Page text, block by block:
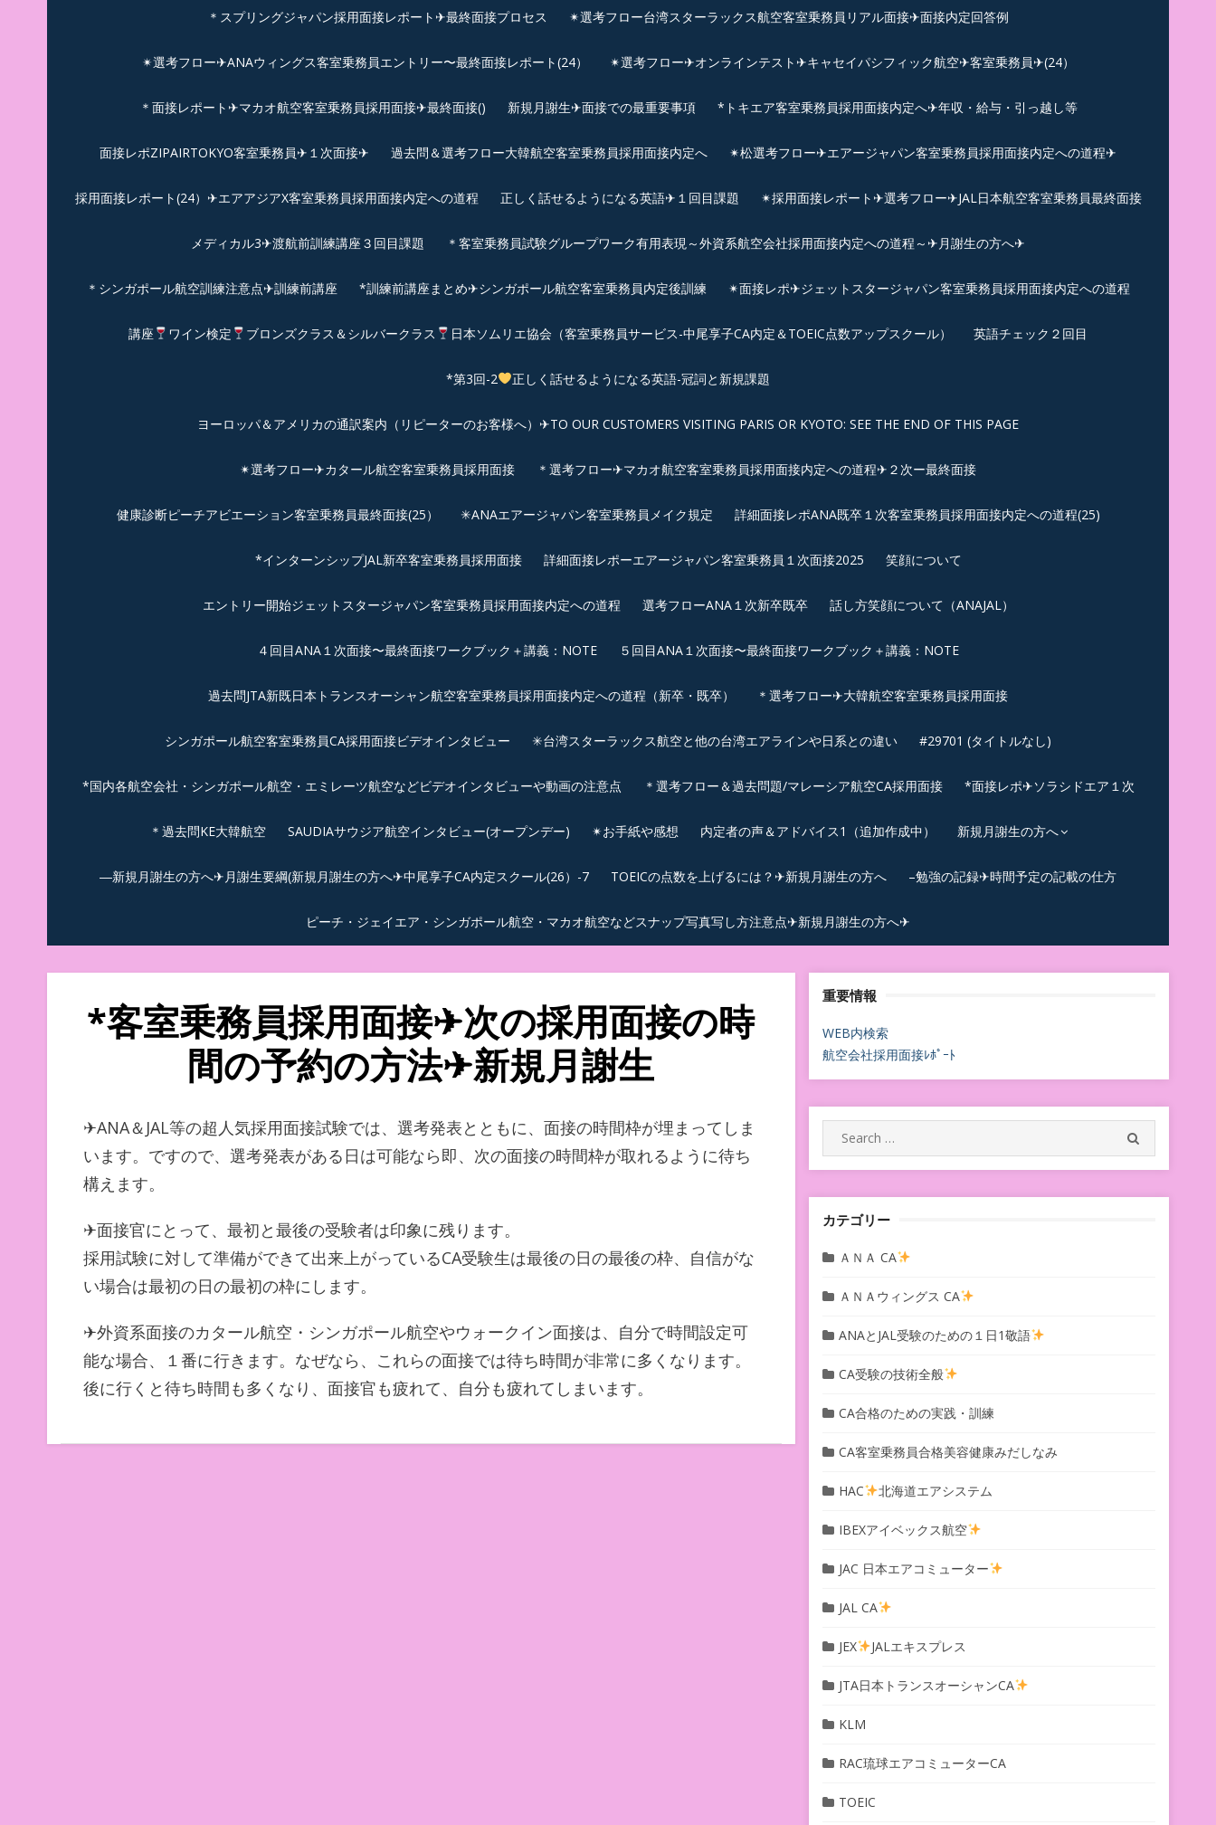
＊スプリングジャパン採用面接レポート✈最終面接プロセス ✴︎選考フロー台湾スターラックス航空客室乗務員リアル面接✈︎面接内定回答例
✴︎選考フロー✈︎ANAウィングス客室乗務員エントリー〜最終面接レポート(24） ✴︎選考フロー✈オンラインテスト✈キャセイパシフィック航空✈︎客室乗務員✈(24）
＊面接レポート✈マカオ航空客室乗務員採用面接✈最終面接() 新規月謝生✈面接での最重要事項 *トキエア客室乗務員採用面接内定へ✈年収・給与・引っ越し等
面接レポZIPAIRTOKYO客室乗務員✈１次面接✈ 過去問＆選考フロー大韓航空客室乗務員採用面接内定へ ✴︎松選考フロー✈︎エアージャパン客室乗務員採用面接内定への道程✈︎
採用面接レポート(24）✈エアアジアX客室乗務員採用面接内定への道程 正しく話せるようになる英語✈１回目課題 ✴︎採用面接レポート✈︎選考フロー✈︎JAL日本航空客室乗務員最終面接
メディカル3✈渡航前訓練講座３回目課題 ＊客室乗務員試験グループワーク有用表現～外資系航空会社採用面接内定への道程～✈月謝生の方へ✈
＊シンガポール航空訓練注意点✈訓練前講座 *訓練前講座まとめ✈シンガポール航空客室乗務員内定後訓練 ✴︎面接レポ✈ジェットスタージャパン客室乗務員採用面接内定への道程
講座 ワイン検定 ブロンズクラス＆シルバークラス 日本ソムリエ協会（客室乗務員サービス-中尾享子CA内定＆TOEIC点数アップスクール） 英語チェック２回目
*第3回-2 正しく話せるようになる英語-冠詞と新規課題
ヨーロッパ＆アメリカの通訳案内（リピーターのお客様へ）✈TO OUR CUSTOMERS VISITING PARIS OR KYOTO: SEE THE END OF THIS PAGE
✴︎選考フロー✈カタール航空客室乗務員採用面接 ＊選考フロー✈マカオ航空客室乗務員採用面接内定への道程✈２次ー最終面接
健康診断ピーチアビエーション客室乗務員最終面接(25） ✳︎ANAエアージャパン客室乗務員メイク規定 詳細面接レポANA既卒１次客室乗務員採用面接内定への道程(25)
*インターンシップJAL新卒客室乗務員採用面接 詳細面接レポーエアージャパン客室乗務員１次面接2025 笑顔について
エントリー開始ジェットスタージャパン客室乗務員採用面接内定への道程 選考フローANA１次新卒既卒 話し方笑顔について（ANAJAL）
４回目ANA１次面接〜最終面接ワークブック＋講義：NOTE ５回目ANA１次面接〜最終面接ワークブック＋講義：NOTE
過去問JTA新既日本トランスオーシャン航空客室乗務員採用面接内定への道程（新卒・既卒） ＊選考フロー✈大韓航空客室乗務員採用面接
シンガポール航空客室乗務員CA採用面接ビデオインタビュー ✳︎台湾スターラックス航空と他の台湾エアラインや日系との違い #29701 (タイトルなし)
*国内各航空会社・シンガポール航空・エミレーツ航空などビデオインタビューや動画の注意点 ＊選考フロー＆過去問題/マレーシア航空CA採用面接 *面接レポ✈ソラシドエア１次
＊過去問KE大韓航空 SAUDIAサウジア航空インタビュー(オープンデー) ✴︎お手紙や感想 内定者の声＆アドバイス1（追加作成中） 新規月謝生の方へ
―新規月謝生の方へ✈月謝生要綱(新規月謝生の方へ✈中尾享子CA内定スクール(26）-7 TOEICの点数を上げるには？✈新規月謝生の方へ –勉強の記録✈時間予定の記載の仕方
ピーチ・ジェイエア・シンガポール航空・マカオ航空などスナップ写真写し方注意点✈新規月謝生の方へ✈
*客室乗務員採用面接✈次の採用面接の時
間の予約の方法✈新規月謝生
✈ANA＆JAL等の超人気採用面接試験では、選考発表とともに、面接の時間枠が埋まってしま
います。ですので、選考発表がある日は可能なら即、次の面接の時間枠が取れるように待ち
構えます。
✈面接官にとって、最初と最後の受験者は印象に残ります。
採用試験に対して準備ができて出来上がっているCA受験生は最後の日の最後の枠、自信がな
い場合は最初の日の最初の枠にします。
✈外資系面接のカタール航空・シンガポール航空やウォークイン面接は、自分で時間設定可
能な場合、１番に行きます。なぜなら、これらの面接では待ち時間が非常に多くなります。
後に行くと待ち時間も多くなり、面接官も疲れて、自分も疲れてしまいます。
重要情報
WEB内検索
航空会社採用面接ﾚﾎﾟｰﾄ
Search
for:
カテゴリー
ＡＮＡ CA
ＡＮＡウィングス CA
ANAとJAL受験のための１日1敬語
CA受験の技術全般
CA合格のための実践・訓練
CA客室乗務員合格美容健康みだしなみ
HAC 北海道エアシステム
IBEXアイベックス航空
JAC 日本エアコミューター
JAL CA
JEX JALエキスプレス
JTA日本トランスオーシャンCA
KLM
RAC琉球エアコミューターCA
TOEIC